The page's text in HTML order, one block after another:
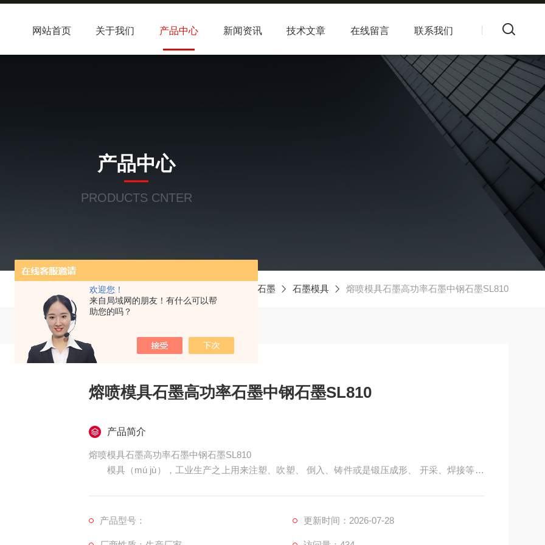
欢迎您！
来自局域网的朋友！有什么可以帮
助您的吗？
网站首页 关于我们 产品中心 新闻资讯 技术文章 在线留言 联系我们
产品中心
PRODUCTS CNTER
当前位置： 高纯石墨 石墨模具 熔喷模具石墨高功率石墨中钢石墨SL810
熔喷模具石墨高功率石墨中钢石墨SL810
产品简介
熔喷模具石墨高功率石墨中钢石墨SL810
模具（mú jù），工业生产之上用来注塑、吹塑、 倒入、铸件或是锻压成形、 开采、焊接等方
以构建物品外形的加工。誉为“工业之母"的称号。
产品型号： 更新时间：2026-07-28